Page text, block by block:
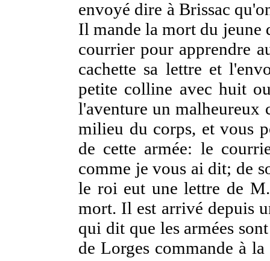
envoyé dire à Brissac
Il mande la mort du
courrier pour apprendre
cachette sa lettre et
petite colline avec huit
l'aventure un malheureux
milieu du corps, et vous
de cette armée: le
comme je vous ai dit; de
le roi eut une lettre de
mort. Il est arrivé depuis
qui dit que les armées
de Lorges commande à